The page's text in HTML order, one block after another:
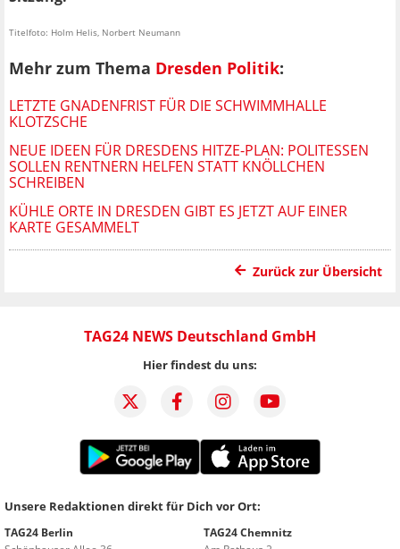
Titelfoto: Holm Helis, Norbert Neumann
Mehr zum Thema Dresden Politik:
LETZTE GNADENFRIST FÜR DIE SCHWIMMHALLE
KLOTZSCHE
NEUE IDEEN FÜR DRESDENS HITZE-PLAN: POLITESSEN
SOLLEN RENTNERN HELFEN STATT KNÖLLCHEN
SCHREIBEN
KÜHLE ORTE IN DRESDEN GIBT ES JETZT AUF EINER
KARTE GESAMMELT
Zurück zur Übersicht
TAG24 NEWS Deutschland GmbH
Hier findest du uns:
Unsere Redaktionen direkt für Dich vor Ort:
TAG24 Berlin
TAG24 Chemnitz